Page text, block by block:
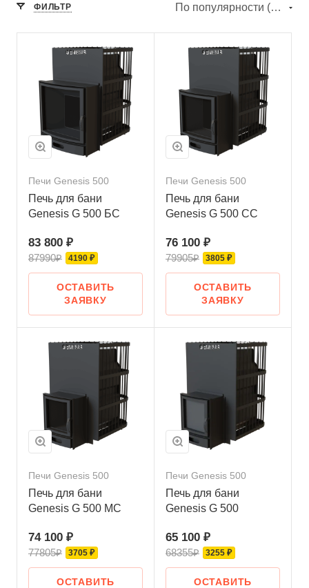
ФИЛЬТР По популярности (убывание)
Печи Genesis 500
Печь для бани
Genesis G 500 БС
83 800 ₽
87990₽ 4190 ₽
ОСТАВИТЬ
ЗАЯВКУ
Печи Genesis 500
Печь для бани
Genesis G 500 СС
76 100 ₽
79905₽ 3805 ₽
ОСТАВИТЬ
ЗАЯВКУ
Печи Genesis 500
Печь для бани
Genesis G 500 МС
74 100 ₽
77805₽ 3705 ₽
ОСТАВИТЬ
Печи Genesis 500
Печь для бани
Genesis G 500
65 100 ₽
68355₽ 3255 ₽
ОСТАВИТЬ